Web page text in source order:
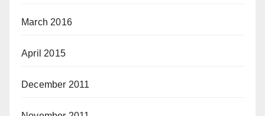
March 2016
April 2015
December 2011